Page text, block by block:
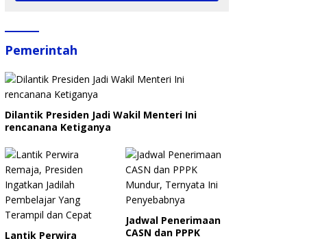
Pemerintah
Dilantik Presiden Jadi Wakil Menteri Ini
rencanana Ketiganya
Lantik Perwira
Jadwal Penerimaan
CASN dan PPPK